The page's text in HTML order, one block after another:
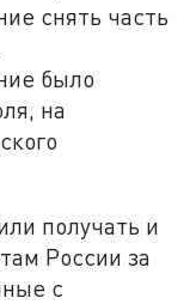
снять часть
было
на
получать и
России за
с